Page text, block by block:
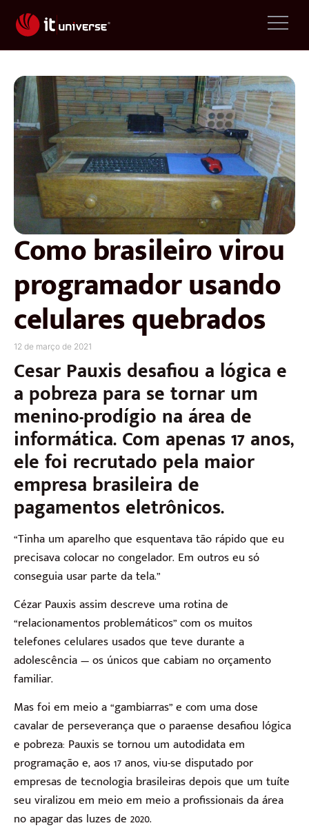
Como brasileiro virou
programador usando
celulares quebrados
12 de março de 2021
Cesar Pauxis desafiou a lógica e
a pobreza para se tornar um
menino-prodígio na área de
informática. Com apenas 17 anos,
ele foi recrutado pela maior
empresa brasileira de
pagamentos eletrônicos.
“Tinha um aparelho que esquentava tão rápido que eu
precisava colocar no congelador. Em outros eu só
conseguia usar parte da tela.”
Cézar Pauxis assim descreve uma rotina de
“relacionamentos problemáticos” com os muitos
telefones celulares usados que teve durante a
adolescência — os únicos que cabiam no orçamento
familiar.
Mas foi em meio a “gambiarras” e com uma dose
cavalar de perseverança que o paraense desafiou lógica
e pobreza: Pauxis se tornou um autodidata em
programação e, aos 17 anos, viu-se disputado por
empresas de tecnologia brasileiras depois que um tuíte
seu viralizou em meio em meio a profissionais da área
no apagar das luzes de 2020.